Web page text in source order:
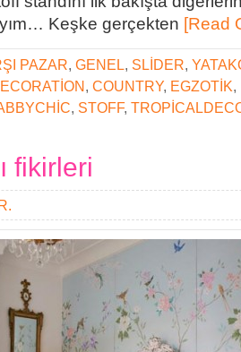
Keşke gerçekten [Read
PAZAR, GENEL, SLIDER,
, COUNTRY, EGZOTIK,
, STOFF,
fikirleri